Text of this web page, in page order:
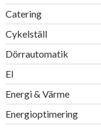
Catering
Cykelställ
Dörrautomatik
El
Energi & Värme
Energioptimering